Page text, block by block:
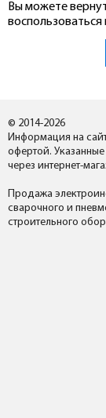
Вы можете
воспользоваться
© 2014-2026
Информация на
офертой.
через интернет-
Продажа
сварочного и
строительного